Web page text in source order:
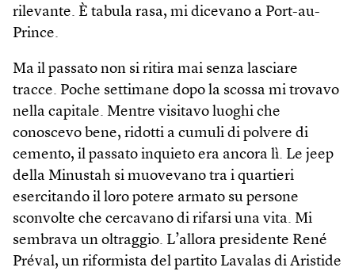
rilevante. È tabula rasa, mi dicevano a Port-au-
Prince.
Ma il passato non si ritira mai senza lasciare
tracce. Poche settimane dopo la scossa mi trovavo
nella capitale. Mentre visitavo luoghi che
conoscevo bene, ridotti a cumuli di polvere di
cemento, il passato inquieto era ancora lì. Le jeep
della Minustah si muovevano tra i quartieri
esercitando il loro potere armato su persone
sconvolte che cercavano di rifarsi una vita. Mi
sembrava un oltraggio. L’allora presidente René
Pré­val, un riformista del partito Lavalas di Aristide